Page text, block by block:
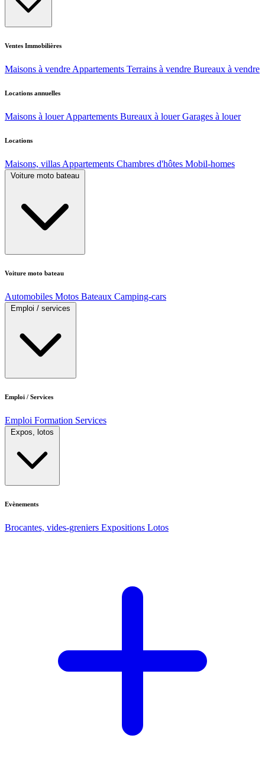
Ventes Immobilières
Maisons à vendre Appartements Terrains à vendre Bureaux à vendre
Locations annuelles
Maisons à louer Appartements Bureaux à louer Garages à louer
Locations
Maisons, villas Appartements Chambres d'hôtes Mobil-homes
Voiture moto bateau
Voiture moto bateau
Automobiles Motos Bateaux Camping-cars
Emploi / services
Emploi / Services
Emploi Formation Services
Expos, lotos
Evènements
Brocantes, vides-greniers Expositions Lotos